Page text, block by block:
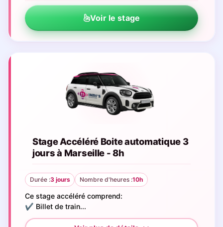
Voir le stage
Stage Accéléré Boite automatique 3
jours à Marseille - 8h
Durée :3 jours Nombre d'heures :10h
Ce stage accéléré comprend:
✔️ Billet de train...